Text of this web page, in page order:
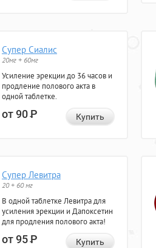
Супер Сиалис
20мг + 60мг
Усиление эрекции до 36 часов и
продление полового акта в
одной таблетке.
от 90Р Купить
Супер Левитра
20 + 60 мг
В одной таблетке Левитра для
усиления эрекции и Дапоксетин
для продления полового акта!
от 95Р Купить